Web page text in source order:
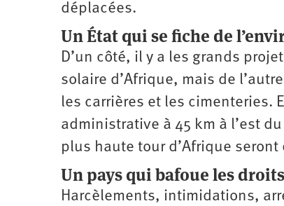
déplacées.
Un État qui se fiche de
D’un côté, il y a les grands
solaire d’Afrique, mais de
les carrières et les cimenteries.
administrative à 45 km à l’est
plus haute tour d’Afrique
Un pays qui bafoue les
Harcèlements, intimidations,